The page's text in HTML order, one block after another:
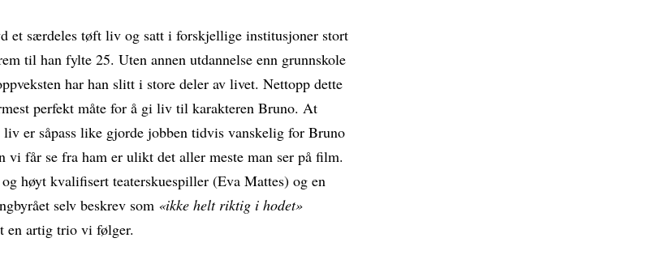
et særdeles tøft liv og satt i forskjellige institusjoner stort
til han fylte 25. Uten annen utdannelse enn grunnskole
har han slitt i store deler av livet. Nettopp dette
perfekt måte for å gi liv til karakteren Bruno. At
liv er såpass like gjorde jobben tidvis vanskelig for Bruno
vi får se fra ham er ulikt det aller meste man ser på film.
høyt kvalifisert teaterskuespiller (Eva Mattes) og en
selv beskrev som «ikke helt riktig i hodet»
en artig trio vi følger.